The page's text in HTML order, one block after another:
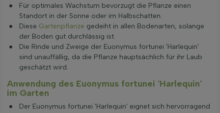
Für optimales Wachstum bevorzugt die Pflanze einen
Standort in der Sonne oder im Halbschatten.
Diese Gartenpflanze gedeiht in allen Bodenarten, solange
der Boden gut durchlässig ist.
Die Rinde und Zweige der Euonymus fortunei 'Harlequin'
sind unauffällig, da die Pflanze hauptsächlich für ihr Laub
geschätzt wird.
Anwendung des Euonymus fortunei 'Harlequin'
im Garten
Der Euonymus fortunei 'Harlequin' eignet sich hervorragend